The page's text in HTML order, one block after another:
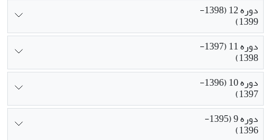
دوره 12 (1398-
1399)
دوره 11 (1397-
1398)
دوره 10 (1396-
1397)
دوره 9 (1395-
1396)